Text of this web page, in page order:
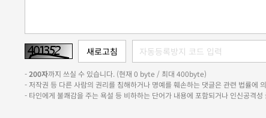
-200자까지 쓰실 수 있습니다. (현재 0 byte / 최대 400byte)
- 저작권 등 다른 사람의 권리를 침해하거나 명예를 훼손하는 댓글은 관련 법률에
- 타인에게 불쾌감을 주는 욕설 등 비하하는 단어가 내용에 포함되거나 인신공격